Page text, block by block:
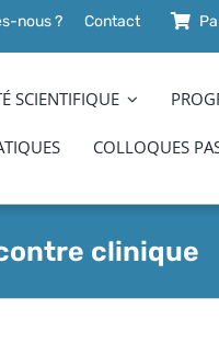
nous ? Contact
SCIENTIFIQUE
COLLOQUES
clinique